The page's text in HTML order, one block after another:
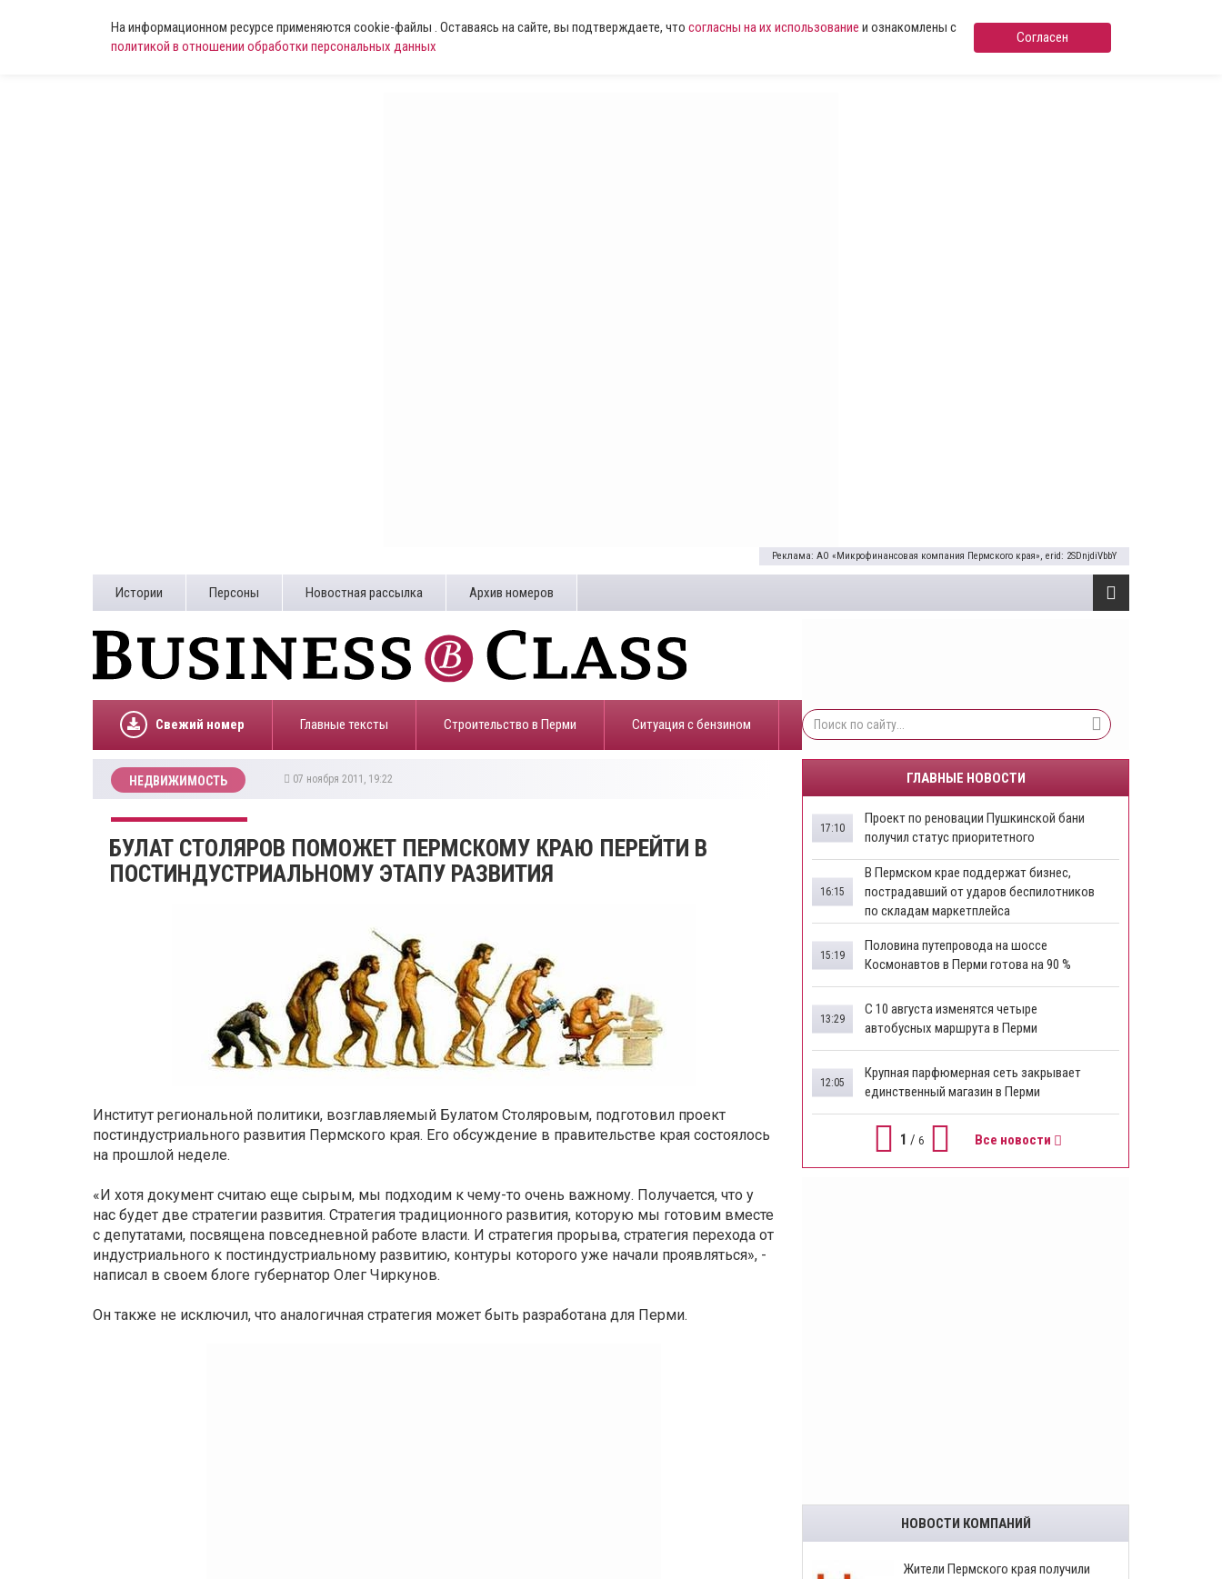
На информационном ресурсе применяются cookie-файлы . Оставаясь на сайте, вы подтверждаете, что согласны на их использование и ознакомлены с
политикой в отношении обработки персональных данных
Согласен
Реклама: АО «Микрофинансовая компания Пермского края», erid: 2SDnjdiVbbY
Истории Персоны Новостная рассылка Архив номеров
Свежий номер Главные тексты Строительство в Перми ​Ситуация с бензином
НЕДВИЖИМОСТЬ 07 ноября 2011, 19:22
БУЛАТ СТОЛЯРОВ ПОМОЖЕТ ПЕРМСКОМУ КРАЮ ПЕРЕЙТИ В
ПОСТИНДУСТРИАЛЬНОМУ ЭТАПУ РАЗВИТИЯ
Институт региональной политики, возглавляемый Булатом Столяровым, подготовил проект
постиндустриального развития Пермского края. Его обсуждение в правительстве края состоялось
на прошлой неделе.
«И хотя документ считаю еще сырым, мы подходим к чему-то очень важному. Получается, что у
нас будет две стратегии развития. Стратегия традиционного развития, которую мы готовим вместе
с депутатами, посвящена повседневной работе власти. И стратегия прорыва, стратегия перехода от
индустриального к постиндустриальному развитию, контуры которого уже начали проявляться», -
написал в своем блоге губернатор Олег Чиркунов.
Он также не исключил, что аналогичная стратегия может быть разработана для Перми.
ГЛАВНЫЕ НОВОСТИ
​Проект по реновации Пушкинской бани
получил статус приоритетного
17:10
​В Пермском крае поддержат бизнес,
пострадавший от ударов беспилотников
по складам маркетплейса
16:15
​Половина путепровода на шоссе
Космонавтов в Перми готова на 90 %
15:19
​С 10 августа изменятся четыре
автобусных маршрута в Перми
13:29
​Крупная парфюмерная сеть закрывает
единственный магазин в Перми
12:05
1 / 6 Все новости
НОВОСТИ КОМПАНИЙ
​Жители Пермского края получили